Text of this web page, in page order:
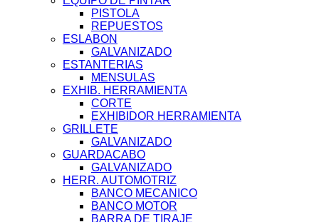
PISTOLA
REPUESTOS
ESLABON
GALVANIZADO
ESTANTERIAS
MENSULAS
EXHIB. HERRAMIENTA
CORTE
EXHIBIDOR HERRAMIENTA
GRILLETE
GALVANIZADO
GUARDACABO
GALVANIZADO
HERR. AUTOMOTRIZ
BANCO MECANICO
BANCO MOTOR
BARRA DE TIRAJE